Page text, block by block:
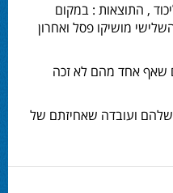
, התוצאות : במקום
מושיקו פסל ואחרון
שאף אחד מהם לא זכה
שלהם ועובדה שאחיזתם של